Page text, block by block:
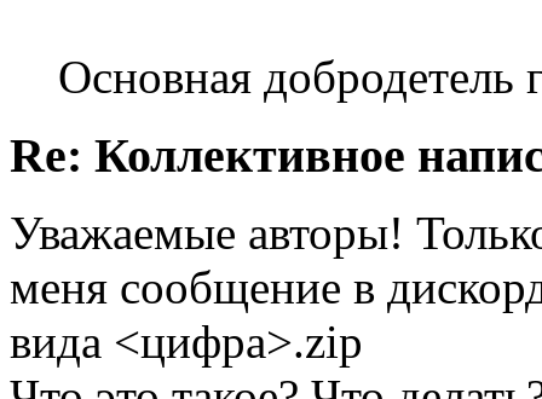
Основная добродетель
Re: Коллективное
Уважаемые авторы!
меня сообщение в
вида <цифра>.zip